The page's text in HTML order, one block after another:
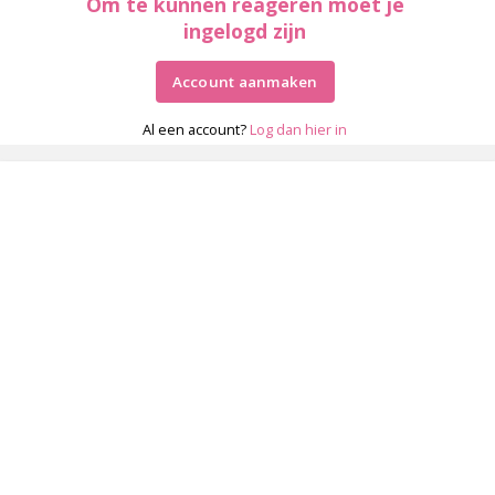
ingelogd zijn
Account aanmaken
Al een account? Log dan hier in